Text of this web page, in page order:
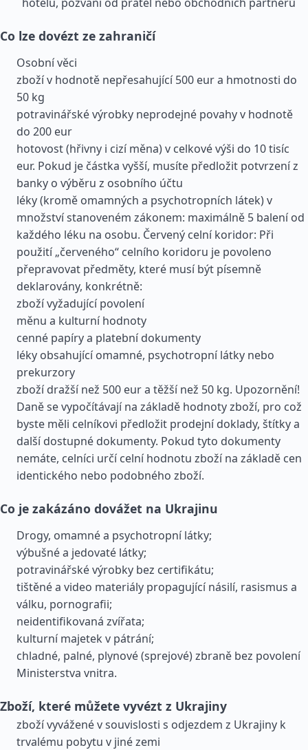
Co lze dovézt ze zahraničí
Osobní věci
zboží v hodnotě nepřesahující 500 eur a hmotnosti do
50 kg
potravinářské výrobky neprodejné povahy v hodnotě
do 200 eur
hotovost (hřivny i cizí měna) v celkové výši do 10 tisíc
eur. Pokud je částka vyšší, musíte předložit potvrzení z
banky o výběru z osobního účtu
léky (kromě omamných a psychotropních látek) v
množství stanoveném zákonem: maximálně 5 balení od
každého léku na osobu. Červený celní koridor: Při
použití „červeného“ celního koridoru je povoleno
přepravovat předměty, které musí být písemně
deklarovány, konkrétně:
zboží vyžadující povolení
měnu a kulturní hodnoty
cenné papíry a platební dokumenty
léky obsahující omamné, psychotropní látky nebo
prekurzory
zboží dražší než 500 eur a těžší než 50 kg. Upozornění!
Daně se vypočítávají na základě hodnoty zboží, pro což
byste měli celníkovi předložit prodejní doklady, štítky a
další dostupné dokumenty. Pokud tyto dokumenty
nemáte, celníci určí celní hodnotu zboží na základě cen
identického nebo podobného zboží.
Co je zakázáno dovážet na Ukrajinu
Drogy, omamné a psychotropní látky;
výbušné a jedovaté látky;
potravinářské výrobky bez certifikátu;
tištěné a video materiály propagující násilí, rasismus a
válku, pornografii;
neidentifikovaná zvířata;
kulturní majetek v pátrání;
chladné, palné, plynové (sprejové) zbraně bez povolení
Ministerstva vnitra.
Zboží, které můžete vyvézt z Ukrajiny
zboží vyvážené v souvislosti s odjezdem z Ukrajiny k
trvalému pobytu v jiné zemi